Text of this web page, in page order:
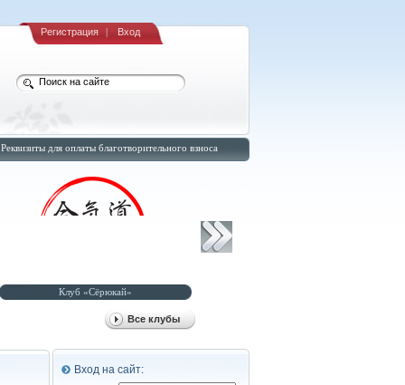
Регистрация | Вход
Реквизиты для оплаты благотворительного взноса
Клуб «Рюсуйкан-додзё»
Все клубы
Вход на сайт: